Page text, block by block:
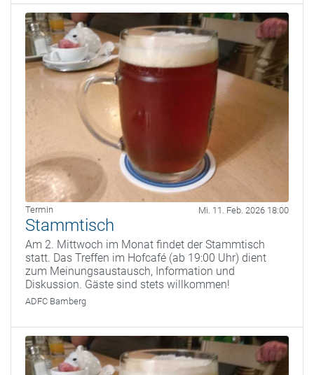
Termin Mi. 11. Feb. 2026 18:00
Stammtisch
Am 2. Mittwoch im Monat findet der Stammtisch
statt. Das Treffen im Hofcafé (ab 19:00 Uhr) dient
zum Meinungsaustausch, Information und
Diskussion. Gäste sind stets willkommen!
ADFC Bamberg